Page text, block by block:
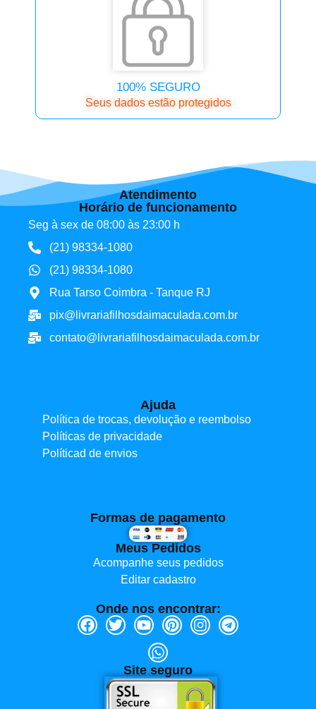
100% SEGURO
Seus dados estão protegidos
Atendimento
Horário de funcionamento
Seg à sex de 08:00 às 23:00 h
(21) 98334-1080
(21) 98334-1080
Rua Tarso Coimbra - Tanque RJ
pix@livrariafilhosdaimaculada.com.br
contato@livrariafilhosdaimaculada.com.br
Ajuda
Política de trocas, devolução e reembolso
Políticas de privacidade
Políticad de envios
Formas de pagamento
Meus Pedidos
Acompanhe seus pedidos
Editar cadastro
Onde nos encontrar:
Site seguro